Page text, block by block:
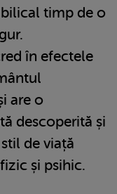
timp de o
în efectele
are o
descoperită și
de viață
și psihic.